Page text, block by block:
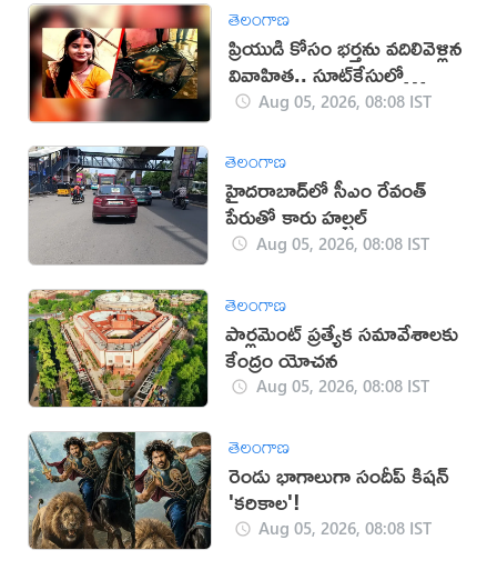
తెలంగాణ
ప్రియుడి కోసం భర్తను వదిలివెళ్లిన
వివాహిత.. సూట్‌కేసులో
మృతదేహం
Aug 05, 2026, 08:08 IST
తెలంగాణ
హైదరాబాద్‌లో సీఎం రేవంత్
పేరుతో కారు హల్చల్
Aug 05, 2026, 08:08 IST
తెలంగాణ
పార్లమెంట్‌ ప్రత్యేక సమావేశాలకు
కేంద్రం యోచన
Aug 05, 2026, 08:08 IST
తెలంగాణ
రెండు భాగాలుగా సందీప్ కిషన్
'కరికాల'!
Aug 05, 2026, 08:08 IST